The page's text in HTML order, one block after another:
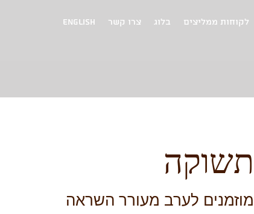
English צרו קשר בלוג לקוחות ממליצים
תשוקה
מוזמנים לערב מעורר השראה